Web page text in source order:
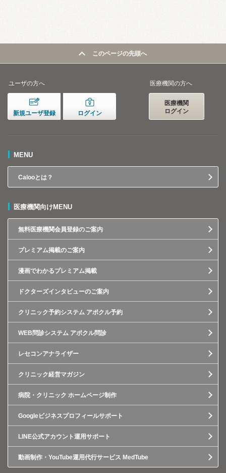
このページの先頭へ
ユーザの方へ
新規ユーザ登録 ログイン
医療機関の方へ
医療機関
ログイン
MENU
Calooとは？
医療機関向けMENU
無料医療機関会員登録のご案内
プレミアム掲載のご案内
漫画でわかるプレミアム掲載
ドクターズインタビューのご案内
クリニック予約システム アポクル予約
WEB問診システム アポクル問診
レセコンアナライザー
クリニック経営マガジン
病院・クリニック ホームページ制作
Googleビジネスプロフィールサポート
LINE公式アカウント運用サポート
動画制作・YouTube運用代行サービス MedTube